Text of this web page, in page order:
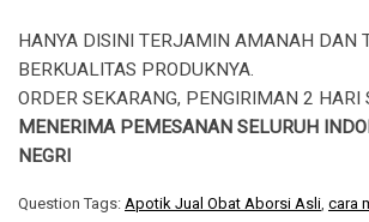
HANYA DISINI TERJAMIN AMANAH DAN
BERKUALITAS PRODUKNYA.
ORDER SEKARANG, PENGIRIMAN 2 HARI
MENERIMA PEMESANAN SELURUH
NEGRI
Question Tags: Apotik Jual Obat Aborsi Asli, cara